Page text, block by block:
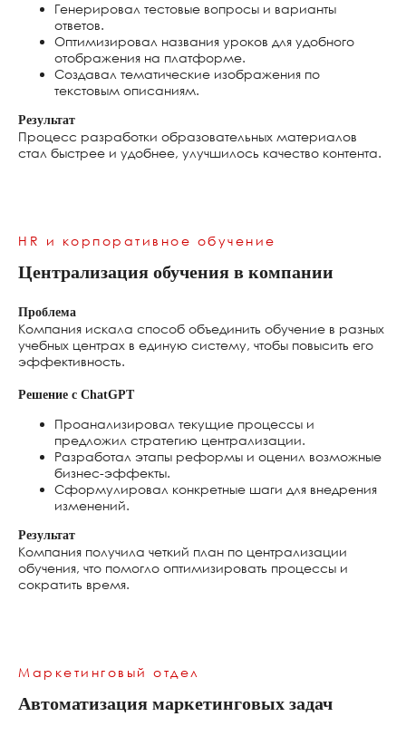
Fooocus https://github.com/lllyasviel/Fooocus
Gamma https://gamma.app
Генерировал тестовые вопросы и варианты
ответов.
Оптимизировал названия уроков для удобного
отображения на платформе.
Создавал тематические изображения по
текстовым описаниям.
Результат
Процесс разработки образовательных материалов
стал быстрее и удобнее, улучшилось качество контента.
HR и корпоративное обучение
Централизация обучения в компании
Проблема
Компания искала способ объединить обучение в разных
учебных центрах в единую систему, чтобы повысить его
эффективность.
Решение с ChatGPT
Проанализировал текущие процессы и
предложил стратегию централизации.
Разработал этапы реформы и оценил возможные
бизнес-эффекты.
Сформулировал конкретные шаги для внедрения
изменений.
Результат
Компания получила четкий план по централизации
обучения, что помогло оптимизировать процессы и
сократить время.
Маркетинговый отдел
Автоматизация маркетинговых задач